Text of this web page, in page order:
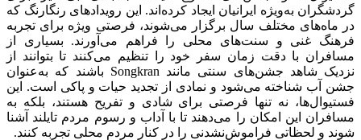
گردشگران به‌ویژه ایرانیان ایجاد کرده‌اند. این رویدادهای رنگارنگ که
در ماه‌های مختلف سال برگزار می‌شوند، فرصتی ویژه برای تجربه
فرهنگ غنی و سنت‌های محلی را فراهم می‌آورند. بسیاری از
مسافران با دقت زمان سفر خود را تنظیم می‌کنند تا بتوانند از
نزدیک شاهد جشن‌های سنتی مانند Songkran باشند که به‌عنوان
جشن آب شناخته می‌شود و نمادی از تجدید حیات و پاکی است. این
فستیوال‌ها، نه تنها فرصتی برای شادی و تفریح هستند، بلکه به
مسافران این امکان را می‌دهند تا با آداب و رسوم مردم تایلند آشنا
شوند و لحظاتی فراموش‌نشدنی را در کنار مردم محلی تجربه کنند.